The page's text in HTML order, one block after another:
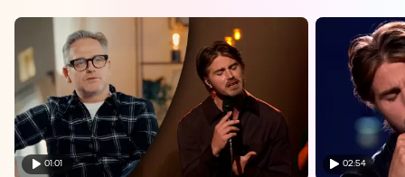
01:01 02:54